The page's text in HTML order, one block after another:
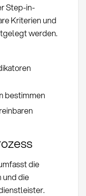
Step-in-
Kriterien und
werden.
bestimmen
die
die